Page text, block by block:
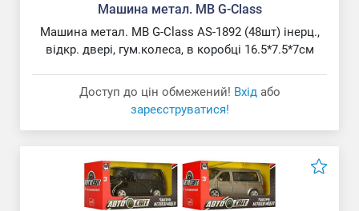
Машина метал. MB G-Class
Машина метал. MB G-Class AS-1892 (48шт) інерц.,
відкр. двері, гум.колеса, в коробці 16.5*7.5*7см
Доступ до цін обмежений! Вхід або
зареєструватися!